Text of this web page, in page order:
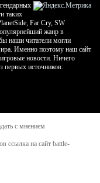
таких
Far Cry, SW
жанр в
наши читатели могли
Именно поэтому наш сайт
новости. Ничего
первых источников.
с мнением
ссылка на сайт battle-